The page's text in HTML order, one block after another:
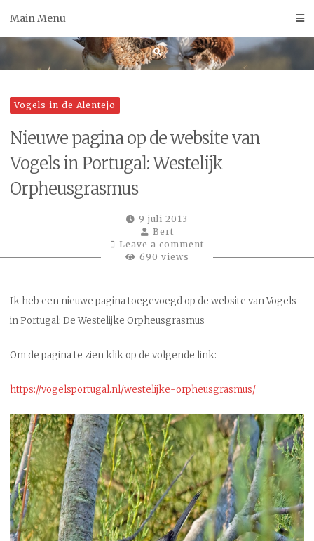
Main Menu
Vogels in de Alentejo
Nieuwe pagina op de website van
Vogels in Portugal: Westelijk
Orpheusgrasmus
9 juli 2013
Bert
Leave a comment
690 views
Ik heb een nieuwe pagina toegevoegd op de website van Vogels
in Portugal: De Westelijke Orpheusgrasmus
Om de pagina te zien klik op de volgende link:
https://vogelsportugal.nl/westelijke-orpheusgrasmus/